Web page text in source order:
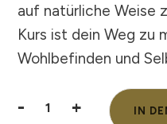
auf natürliche Weise
Kurs ist dein Weg zu
Wohlbefinden und
-AromaStrömen:
+ IN